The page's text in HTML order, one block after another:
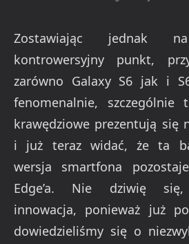
Zostawiając jednak
kontrowersyjny punkt,
zarówno Galaxy S6 jak i
fenomenalnie, szczególnie
krawędziowe prezentują się
i już teraz widać, że ta
wersja smartfona
Edge’a. Nie dziwię
innowacja, ponieważ już
dowiedzieliśmy się o